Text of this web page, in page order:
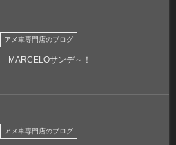
アメ車専門店のブログ
MARCELOサンデ～！
アメ車専門店のブログ